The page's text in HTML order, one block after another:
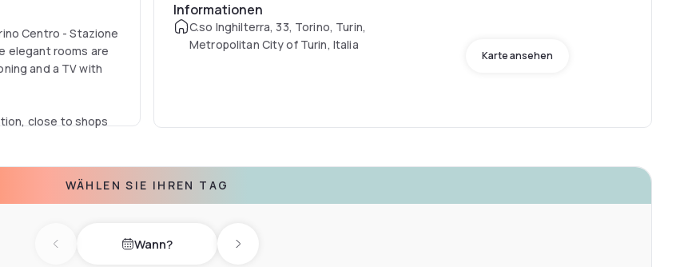
Centro - Stazione
elegant rooms are
and a TV with
close to shops
Informationen
C.so Inghilterra, 33, Torino, Turin,
Metropolitan City of Turin, Italia
Karte ansehen
WÄHLEN SIE IHREN TAG
Previous day Wann? Next day